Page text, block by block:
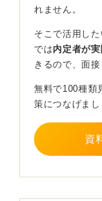
の軸と価値観
るだけでなく
して、インタ
0
れません。
そこで活用し
では内定者が
きるので、面
無料で100種類
策につなげまし
資